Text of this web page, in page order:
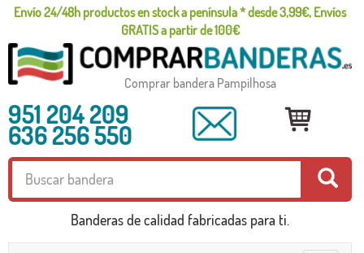
Envío 24/48h productos en stock a península * desde 3,99€, Envíos
GRATIS a partir de 100€
Comprar bandera Pampilhosa
951 204 209
636 256 550
Banderas de calidad fabricadas para ti.